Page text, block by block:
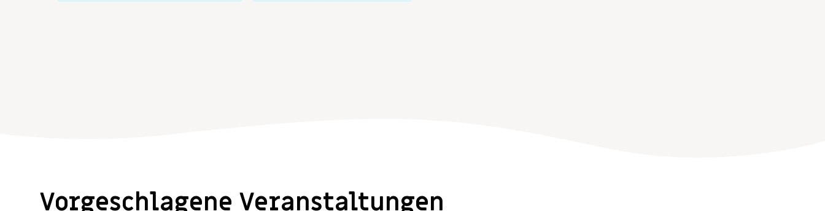
Vorgeschlagene Veranstaltungen